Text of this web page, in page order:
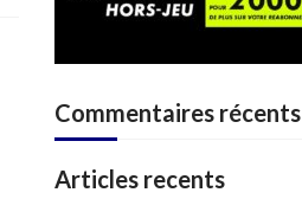
Commentaires récents
Articles recents